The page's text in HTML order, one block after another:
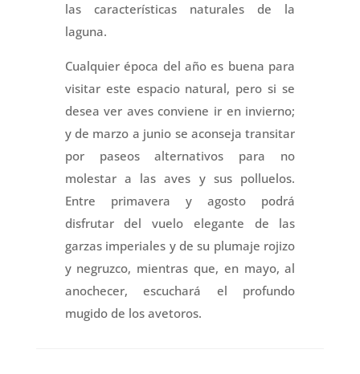
las características naturales de la
laguna.
Cualquier época del año es buena para
visitar este espacio natural, pero si se
desea ver aves conviene ir en invierno;
y de marzo a junio se aconseja transitar
por paseos alternativos para no
molestar a las aves y sus polluelos.
Entre primavera y agosto podrá
disfrutar del vuelo elegante de las
garzas imperiales y de su plumaje rojizo
y negruzco, mientras que, en mayo, al
anochecer, escuchará el profundo
mugido de los avetoros.